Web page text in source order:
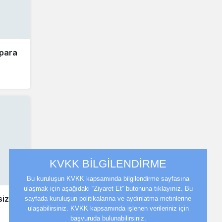
KVKK BİLGİLENDİRME
Bu kuruluşun KVKK kapsamında bilgilendirme sayfasına
ulaşmak için aşağıdaki “Ziyaret Et” butonuna tıklayınız. Bu
sayfada kuruluşun politikalarına ve aydınlatma metinlerine
ulaşabilirsiniz. KVKK kapsamında işlenen verileriniz için
başvuruda bulunabilirsiniz.